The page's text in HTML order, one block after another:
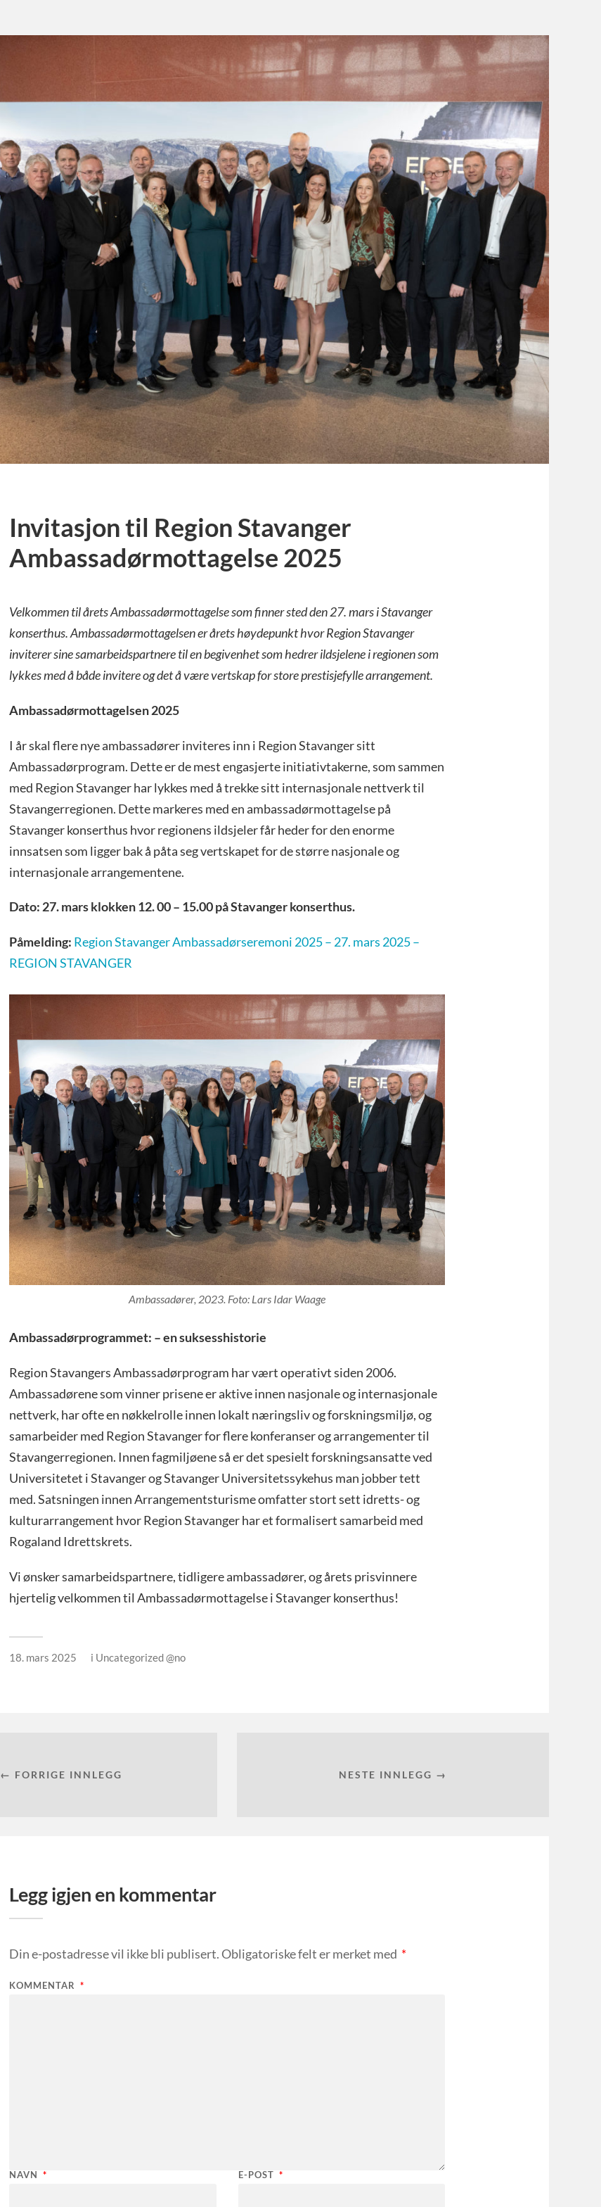
Invitasjon til Region Stavanger
Ambassadørmottagelse 2025
Velkommen til årets Ambassadørmottagelse som finner sted den 27. mars i Stavanger
konserthus. Ambassadørmottagelsen er årets høydepunkt hvor Region Stavanger
inviterer sine samarbeidspartnere til en begivenhet som hedrer ildsjelene i regionen som
lykkes med å både invitere og det å være vertskap for store prestisjefylle arrangement.
Ambassadørmottagelsen 2025
I år skal flere nye ambassadører inviteres inn i Region Stavanger sitt
Ambassadørprogram. Dette er de mest engasjerte initiativtakerne, som sammen
med Region Stavanger har lykkes med å trekke sitt internasjonale nettverk til
Stavangerregionen. Dette markeres med en ambassadørmottagelse på
Stavanger konserthus hvor regionens ildsjeler får heder for den enorme
innsatsen som ligger bak å påta seg vertskapet for de større nasjonale og
internasjonale arrangementene.
Dato: 27. mars klokken 12. 00 – 15.00 på Stavanger konserthus.
Påmelding: Region Stavanger Ambassadørseremoni 2025 – 27. mars 2025 –
REGION STAVANGER
Ambassadører, 2023. Foto: Lars Idar Waage
Ambassadørprogrammet: – en suksesshistorie
Region Stavangers Ambassadørprogram har vært operativt siden 2006.
Ambassadørene som vinner prisene er aktive innen nasjonale og internasjonale
nettverk, har ofte en nøkkelrolle innen lokalt næringsliv og forskningsmiljø, og
samarbeider med Region Stavanger for flere konferanser og arrangementer til
Stavangerregionen. Innen fagmiljøene så er det spesielt forskningsansatte ved
Universitetet i Stavanger og Stavanger Universitetssykehus man jobber tett
med. Satsningen innen Arrangementsturisme omfatter stort sett idretts- og
kulturarrangement hvor Region Stavanger har et formalisert samarbeid med
Rogaland Idrettskrets.
Vi ønsker samarbeidspartnere, tidligere ambassadører, og årets prisvinnere
hjertelig velkommen til Ambassadørmottagelse i Stavanger konserthus!
18. mars 2025 i Uncategorized @no
← FORRIGE INNLEGG NESTE INNLEGG →
Legg igjen en kommentar
Din e-postadresse vil ikke bli publisert.Obligatoriske felt er merket med *
KOMMENTAR *
NAVN * E-POST *